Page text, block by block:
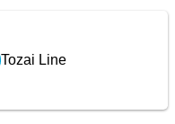
Tozai Line